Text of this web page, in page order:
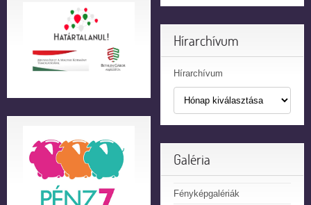
Hírarchívum
Hírarchívum
Galéria
Fényképgalériák